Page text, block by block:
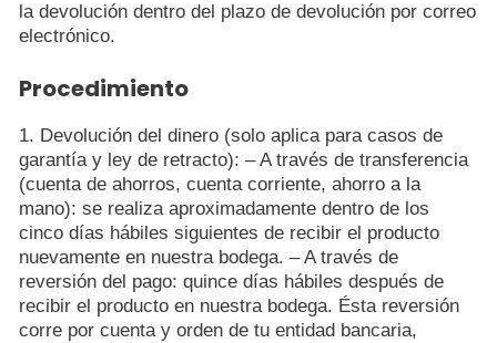
la devolución dentro del plazo de devolución por correo
electrónico.
Procedimiento
1. Devolución del dinero (solo aplica para casos de
garantía y ley de retracto): – A través de transferencia
(cuenta de ahorros, cuenta corriente, ahorro a la
mano): se realiza aproximadamente dentro de los
cinco días hábiles siguientes de recibir el producto
nuevamente en nuestra bodega. – A través de
reversión del pago: quince días hábiles después de
recibir el producto en nuestra bodega. Ésta reversión
corre por cuenta y orden de tu entidad bancaria,